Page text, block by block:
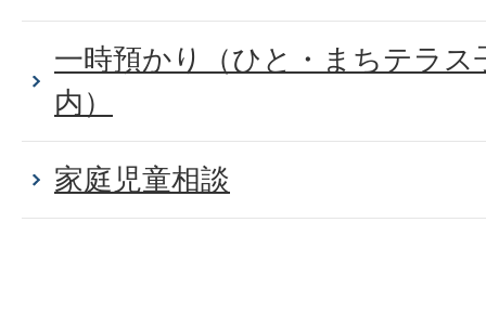
一時預かり（ひと・まちテラス
内）
家庭児童相談